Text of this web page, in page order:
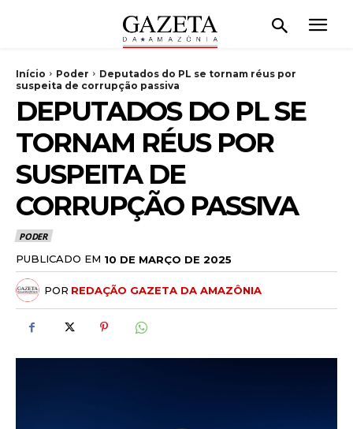
Início Poder
Deputados do PL se tornam réus por
suspeita de corrupção passiva
DEPUTADOS DO PL SE
TORNAM RÉUS POR
SUSPEITA DE
CORRUPÇÃO PASSIVA
PODER
PUBLICADO EM 10 DE MARÇO DE 2025
POR REDAÇÃO GAZETA DA AMAZÔNIA